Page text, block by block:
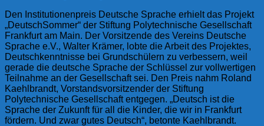
Den Institutionenpreis Deutsche Sprache erhielt das Projekt
„DeutschSommer“ der Stiftung Polytechnische Gesellschaft
Frankfurt am Main. Der Vorsitzende des Vereins Deutsche
Sprache e.V., Walter Krämer, lobte die Arbeit des Projektes,
Deutschkenntnisse bei Grundschülern zu verbessern, weil
gerade die deutsche Sprache der Schlüssel zur vollwertigen
Teilnahme an der Gesellschaft sei. Den Preis nahm Roland
Kaehlbrandt, Vorstandsvorsitzender der Stiftung
Polytechnische Gesellschaft entgegen. „Deutsch ist die
Sprache der Zukunft für all die Kinder, die wir in Frankfurt
fördern. Und zwar gutes Deutsch“, betonte Kaehlbrandt.